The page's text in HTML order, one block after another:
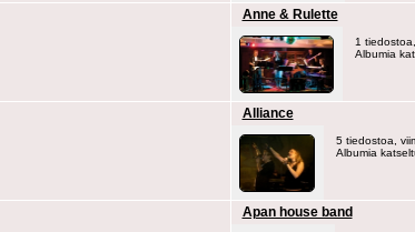
Anne & Rulette
1
Albumia
Alliance
5 tiedostoa,
Albumia
Apan house band